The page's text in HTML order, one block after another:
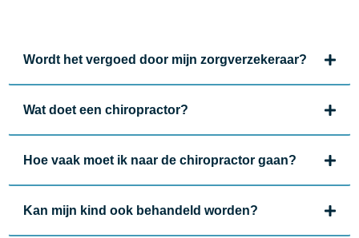
Wordt het vergoed door mijn zorgverzekeraar?
Wat doet een chiropractor?
Hoe vaak moet ik naar de chiropractor gaan?
Kan mijn kind ook behandeld worden?